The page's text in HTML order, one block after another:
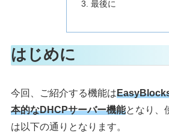
最後に
はじめに
今回、ご紹介する機能は
本的なDHCPサーバー機能となり、
は以下の通りとなります。